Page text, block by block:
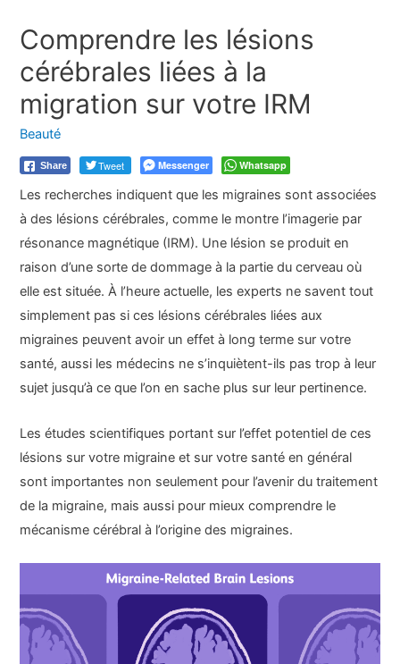
Comprendre les lésions
cérébrales liées à la
migration sur votre IRM
Beauté
Share Tweet Messenger Whatsapp
Les recherches indiquent que les migraines sont associées
à des lésions cérébrales, comme le montre l’imagerie par
résonance magnétique (IRM). Une lésion se produit en
raison d’une sorte de dommage à la partie du cerveau où
elle est située. À l’heure actuelle, les experts ne savent tout
simplement pas si ces lésions cérébrales liées aux
migraines peuvent avoir un effet à long terme sur votre
santé, aussi les médecins ne s’inquiètent-ils pas trop à leur
sujet jusqu’à ce que l’on en sache plus sur leur pertinence.
Les études scientifiques portant sur l’effet potentiel de ces
lésions sur votre migraine et sur votre santé en général
sont importantes non seulement pour l’avenir du traitement
de la migraine, mais aussi pour mieux comprendre le
mécanisme cérébral à l’origine des migraines.